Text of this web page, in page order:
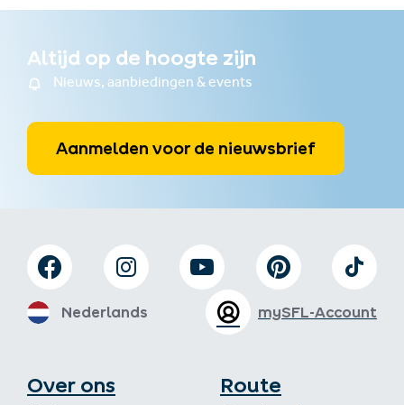
Altijd op de hoogte zijn
Nieuws, aanbiedingen & events
Aanmelden voor de nieuwsbrief
Over ons Route
mySFL-Account
Nederlands